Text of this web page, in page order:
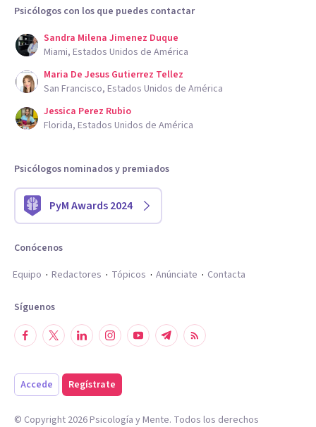
Psicólogos con los que puedes contactar
Sandra Milena Jimenez Duque
Miami, Estados Unidos de América
Maria De Jesus Gutierrez Tellez
San Francisco, Estados Unidos de América
Jessica Perez Rubio
Florida, Estados Unidos de América
Psicólogos nominados y premiados
PyM Awards 2024
Conócenos
Equipo
Redactores Tópicos Anúnciate Contacta
Síguenos
Accede Regístrate
© Copyright 2026Psicología y Mente. Todos los derechos